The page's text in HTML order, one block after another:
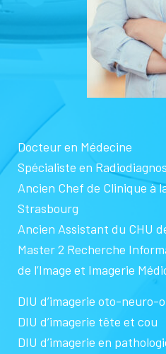
Docteur en Médecine
Spécialiste en
Ancien Chef de Clinique à
Strasbourg
Ancien Assistant du CHU
Master 2 Recherche
de l’Image et Imagerie
DIU d’imagerie oto-neuro-
DIU d’imagerie tête et cou
DIU d’imagerie en